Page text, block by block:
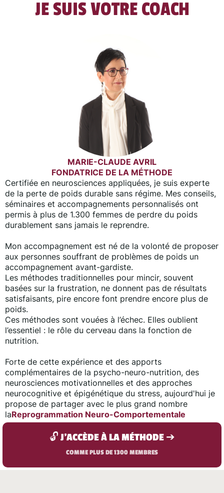
JE SUIS VOTRE COACH
MARIE-CLAUDE AVRIL
FONDATRICE DE LA MÉTHODE
Certifiée en neurosciences appliquées, je suis experte
de la perte de poids durable sans régime. Mes conseils,
séminaires et accompagnements personnalisés ont
permis à plus de 1.300 femmes de perdre du poids
durablement sans jamais le reprendre.
Mon accompagnement est né de la volonté de proposer
aux personnes souffrant de problèmes de poids un
accompagnement avant-gardiste.
Les méthodes traditionnelles pour mincir, souvent
basées sur la frustration, ne donnent pas de résultats
satisfaisants, pire encore font prendre encore plus de
poids.
Ces méthodes sont vouées à l’échec. Elles oublient
l’essentiel : le rôle du cerveau dans la fonction de
nutrition.
Forte de cette expérience et des apports
complémentaires de la psycho-neuro-nutrition, des
neurosciences motivationnelles et des approches
neurocognitive et épigénétique du stress, aujourd'hui je
propose de partager avec le plus grand nombre
laReprogrammation Neuro-Comportementale
🔓 J'ACCÈDE À LA MÉTHODE ➔
COMME PLUS DE 1300 MEMBRES